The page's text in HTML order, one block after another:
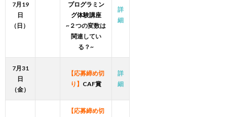
7月19
日
（日）
プログラミン
グ体験講座
~ ２つの変数は
関連してい
る？~
詳
細
7月31
日
（金）
【応募締め切
り】 CAF賞
詳
細
【応募締め切